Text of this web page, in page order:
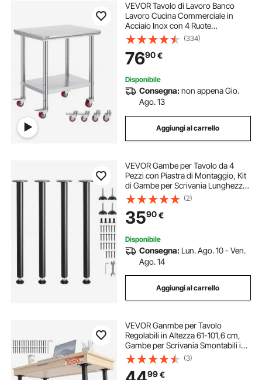
gambe per fare un tavolo
forcine gambe tavolo tavolo inox
gambe da tavolo a forcina gambe tavole
gambe tavolo forcina gambe tavoli
inox tavoli
gambe per tavole gambe per tavolo
VEVOR Tavolo di Lavoro Banco
Lavoro Cucina Commerciale in
Acciaio Inox con 4 Ruote
Regolabile, Tavolo Piano Doppio
76x60x80cm Acciaio Inox Altezza
Regolabile con Ruote Blocco, Banco
Lavoro da Cucina
(334)
7690€
Disponibile
Consegna:non appena Gio.
Ago. 13
Aggiungi al carrello
VEVOR Gambe per Tavolo da 4
Pezzi con Piastra di Montaggio, Kit
di Gambe per Scrivania Lunghezza
762 mm in Acciaio Capacità Carico
max. 544kg, Set di Gambe
Regolabili per Mobili Tavolo da
Casa Ufficio
(2)
3590€
Disponibile
Consegna: Lun. Ago. 10 - Ven.
Ago. 14
Aggiungi al carrello
VEVOR Ganmbe per Tavolo
Regolabili in Altezza 61-101,6 cm,
Gambe per Scrivania Smontabili in
Acciaio, Carico Max. 544 kg, Facile
da Montare, per Scrivania da Ufficio
e Tavolo da Bar, Set da 4, Nero
(3)
99€